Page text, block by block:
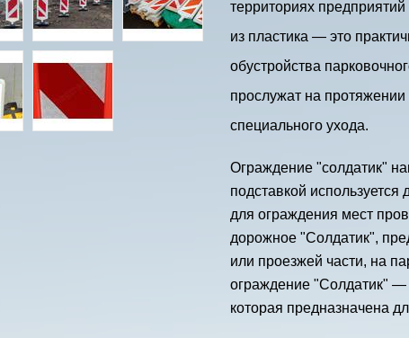
территориях
из пластика — это
обустройства
прослужат на протяжении
специального ухода.
Ограждение "солдатик"
подставкой
для ограждения мест
дорожное "Солдатик",
или проезжей части, на
ограждение "Солдатик" —
которая предназначена